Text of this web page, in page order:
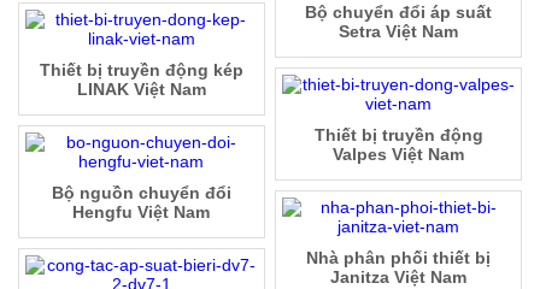
Bộ chuyển đổi áp suất
Setra Việt Nam
Thiết bị truyền động kép
LINAK Việt Nam
Thiết bị truyền động
Valpes Việt Nam
Bộ nguồn chuyển đổi
Hengfu Việt Nam
Nhà phân phối thiết bị
Janitza Việt Nam